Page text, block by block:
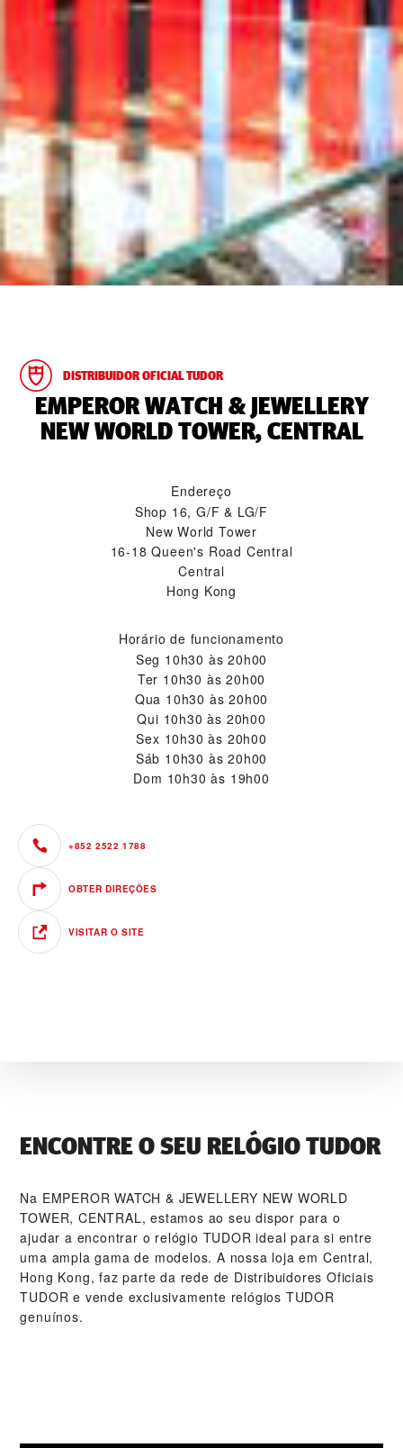
DISTRIBUIDOR OFICIAL TUDOR
‭EMPEROR WATCH & JEWELLERY
NEW WORLD TOWER, CENTRAL‬
Endereço
Shop 16, G/F & LG/F
New World Tower
16-18 Queen's Road Central
Central
Hong Kong
Horário de funcionamento
Seg 10h30 às 20h00
Ter 10h30 às 20h00
Qua 10h30 às 20h00
Qui 10h30 às 20h00
Sex 10h30 às 20h00
Sáb 10h30 às 20h00
Dom 10h30 às 19h00
+852 2522 1788
OBTER DIREÇÕES
VISITAR O SITE
ENCONTRE O SEU RELÓGIO TUDOR
Na ‭EMPEROR WATCH & JEWELLERY NEW WORLD
TOWER, CENTRAL‬, estamos ao seu dispor para o
ajudar a encontrar o relógio TUDOR ideal para si entre
uma ampla gama de modelos. A nossa loja em Central,
Hong Kong, faz parte da rede de Distribuidores Oficiais
TUDOR e vende exclusivamente relógios TUDOR
genuínos.